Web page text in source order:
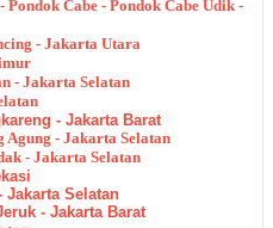
Cabe - Pondok Cabe Udik -
- Jakarta Utara
- Jakarta Selatan
- Jakarta Barat
Agung - Jakarta Selatan
- Jakarta Selatan
Jakarta Selatan
- Jakarta Barat